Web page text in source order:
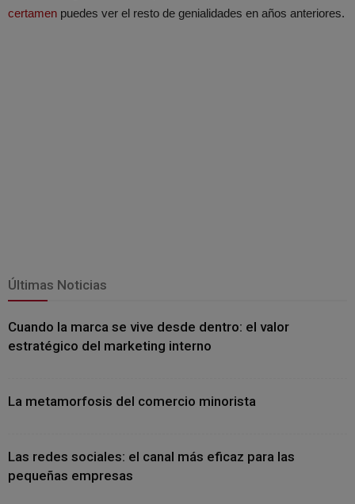
certamen puedes ver el resto de genialidades en años anteriores.
Últimas Noticias
Cuando la marca se vive desde dentro: el valor
estratégico del marketing interno
La metamorfosis del comercio minorista
Las redes sociales: el canal más eficaz para las
pequeñas empresas